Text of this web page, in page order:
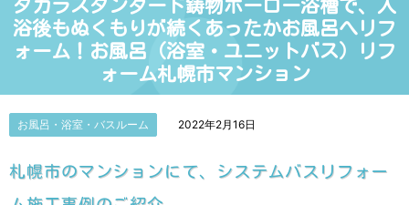
ョ
ン
ボ
タ
タカラスタンダード鋳物ホーロー浴槽で、入
浴後もぬくもりが続くあったかお風呂へリフ
ォーム！お風呂（浴室・ユニットバス）リフ
ォーム札幌市マンション
お風呂・浴室・バスルーム 2022年2月16日
札幌市のマンションにて、システムバスリフォー